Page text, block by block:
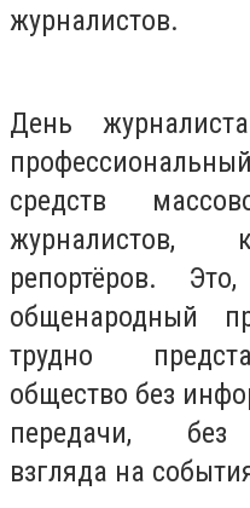
журналистов.
День
средств
журналистов,
репортёров.
общенародный
трудно
общество без
передачи, без
взгляда на